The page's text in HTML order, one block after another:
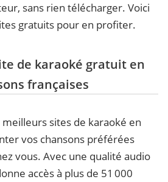
sans rien télécharger. Voici
gratuits pour en profiter.
de karaoké gratuit en
françaises
sites de karaoké en
vos chansons préférées
vous. Avec une qualité audio
accès à plus de 51 000